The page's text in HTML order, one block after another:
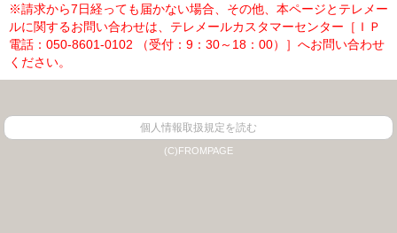
※請求から7日経っても届かない場合、その他、本ページとテレメー
ルに関するお問い合わせは、テレメールカスタマーセンター［ＩＰ
電話：050-8601-0102 （受付：9：30～18：00）］へお問い合わせ
ください。
個人情報取扱規定を読む
(C)FROMPAGE